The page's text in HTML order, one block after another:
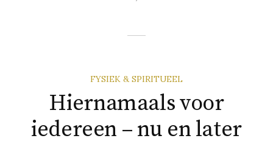
FYSIEK & SPIRITUEEL
Hiernamaals voor
iedereen – nu en later